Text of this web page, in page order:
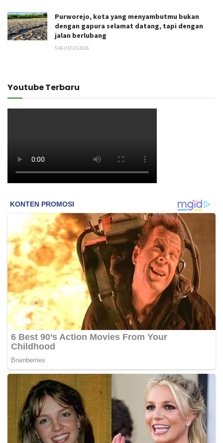
Purworejo, kota yang menyambutmu bukan
dengan gapura selamat datang, tapi dengan
jalan berlubang
5 AGUSTUS 2026
Youtube Terbaru